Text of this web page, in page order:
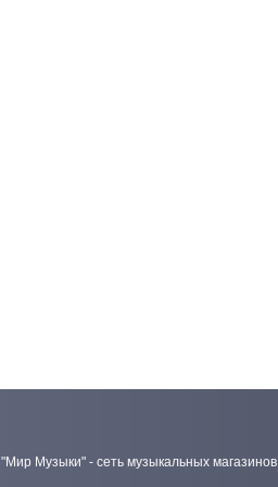
"Мир Музыки" - сеть музыкальных магазинов